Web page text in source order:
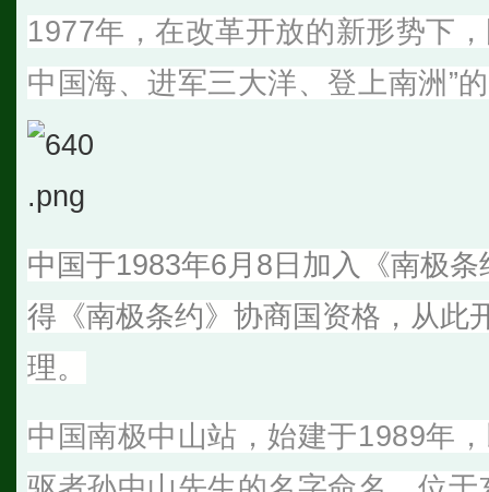
1977年，在改革开放的新形势下
中国海、进军三大洋、登上南洲”
中国于1983年6月8日加入《南极
得《南极条约》协商国资格，从此
理。
中国南极中山站，始建于1989年